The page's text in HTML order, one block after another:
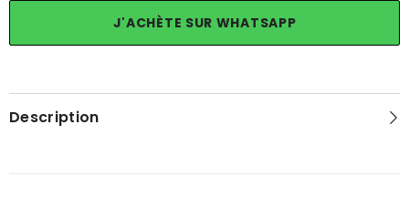
Professional Professional
Gaming
PackJ'ACHÈTE SUR WHATSAPP
Description